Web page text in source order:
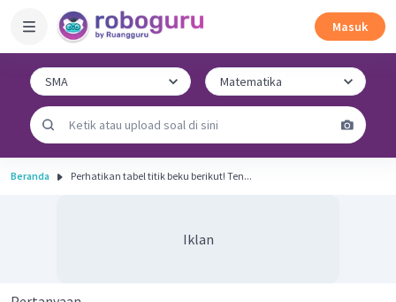
Masuk
Beranda Perhatikan tabel titik beku berikut! Ten...
Iklan